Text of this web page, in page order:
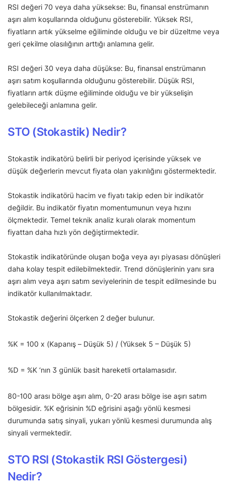
RSI değeri 70 veya daha yüksekse: Bu, finansal enstrümanın
aşırı alım koşullarında olduğunu gösterebilir. Yüksek RSI,
fiyatların artık yükselme eğiliminde olduğu ve bir düzeltme veya
geri çekilme olasılığının arttığı anlamına gelir.
RSI değeri 30 veya daha düşükse: Bu, finansal enstrümanın
aşırı satım koşullarında olduğunu gösterebilir. Düşük RSI,
fiyatların artık düşme eğiliminde olduğu ve bir yükselişin
gelebileceği anlamına gelir.
STO (Stokastik) Nedir?
Stokastik indikatörü belirli bir periyod içerisinde yüksek ve
düşük değerlerin mevcut fiyata olan yakınlığını göstermektedir.
Stokastik indikatörü hacim ve fiyatı takip eden bir indikatör
değildir. Bu indikatör fiyatın momentumunun veya hızını
ölçmektedir. Temel teknik analiz kuralı olarak momentum
fiyattan daha hızlı yön değiştirmektedir.
Stokastik indikatöründe oluşan boğa veya ayı piyasası dönüşleri
daha kolay tespit edilebilmektedir. Trend dönüşlerinin yanı sıra
aşırı alım veya aşırı satım seviyelerinin de tespit edilmesinde bu
indikatör kullanılmaktadır.
Stokastik değerini ölçerken 2 değer bulunur.
%K = 100 x (Kapanış – Düşük 5) / (Yüksek 5 – Düşük 5)
%D = %K ‘nın 3 günlük basit hareketli ortalamasıdır.
80-100 arası bölge aşırı alım, 0-20 arası bölge ise aşırı satım
bölgesidir. %K eğrisinin %D eğrisini aşağı yönlü kesmesi
durumunda satış sinyali, yukarı yönlü kesmesi durumunda alış
sinyali vermektedir.
STO RSI (Stokastik RSI Göstergesi)
Nedir?